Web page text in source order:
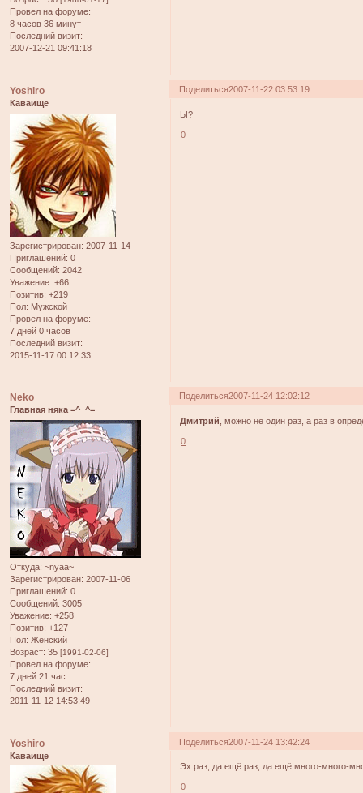
Провел на форуме:
8 часов 36 минут
Последний визит:
2007-12-21 09:41:18
Поделиться2007-11-22 03:53:19
Yoshiro
Каваище
Зарегистрирован: 2007-11-14
Приглашений: 0
Сообщений: 2042
Уважение: +66
Позитив: +219
Пол: Мужской
Провел на форуме:
7 дней 0 часов
Последний визит:
2015-11-17 00:12:33
Ы?
0
Поделиться2007-11-24 12:02:12
Neko
Главная няка =^_^=
Откуда: ~nyaa~
Зарегистрирован: 2007-11-06
Приглашений: 0
Сообщений: 3005
Уважение: +258
Позитив: +127
Пол: Женский
Возраст: 35 [1991-02-06]
Провел на форуме:
7 дней 21 час
Последний визит:
2011-11-12 14:53:49
Дмитрий , можно не один раз, а раз в
0
Поделиться2007-11-24 13:42:24
Yoshiro
Каваище
Эх раз, да ещё раз, да ещё много-много-
0